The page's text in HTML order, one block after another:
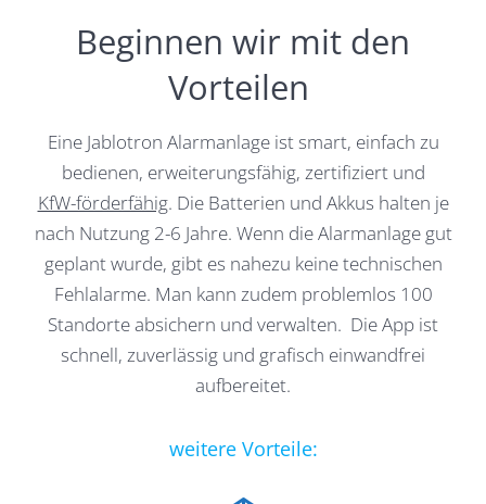
Beginnen wir mit den
Vorteilen
Eine Jablotron Alarmanlage ist smart, einfach zu
bedienen, erweiterungsfähig, zertifiziert und
KfW-förderfähig. Die Batterien und Akkus halten je
nach Nutzung 2-6 Jahre. Wenn die Alarmanlage gut
geplant wurde, gibt es nahezu keine technischen
Fehlalarme. Man kann zudem problemlos 100
Standorte absichern und verwalten. Die App ist
schnell, zuverlässig und grafisch einwandfrei
aufbereitet.
weitere Vorteile: